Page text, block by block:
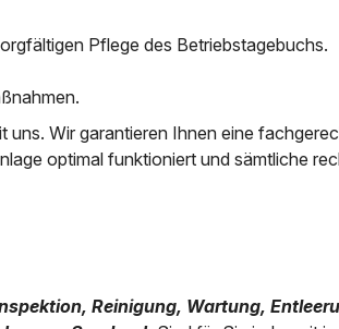
Pflege des Betriebstagebuchs.
uns. Wir garantieren Ihnen eine
optimal funktioniert und sämtliche
Reinigung, Wartung,